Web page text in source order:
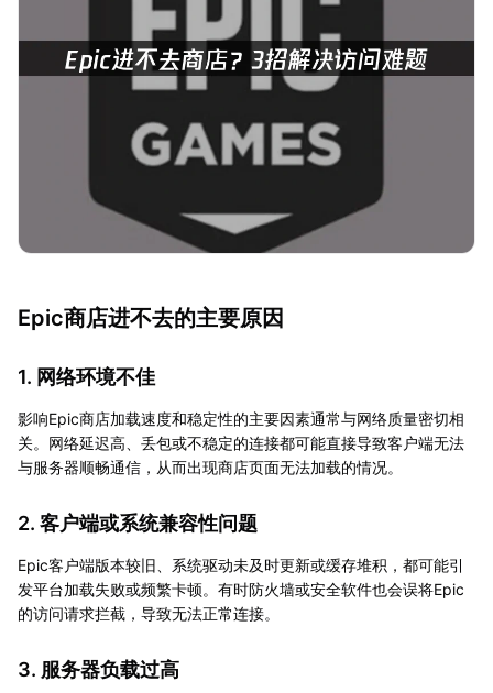
Epic商店进不去的主要原因
1. 网络环境不佳
影响Epic商店加载速度和稳定性的主要因素通常与网络质量密切相
关。网络延迟高、丢包或不稳定的连接都可能直接导致客户端无法
与服务器顺畅通信，从而出现商店页面无法加载的情况。
2. 客户端或系统兼容性问题
Epic客户端版本较旧、系统驱动未及时更新或缓存堆积，都可能引
发平台加载失败或频繁卡顿。有时防火墙或安全软件也会误将Epic
的访问请求拦截，导致无法正常连接。
3. 服务器负载过高